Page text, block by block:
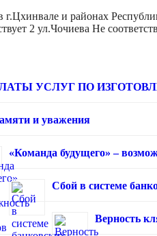
г.Цхинвале и районах
2 ул.Чочиева Не
УСЛУГ ПО
и уважения
«Команда будущего» –
Сбой в системе
Верность